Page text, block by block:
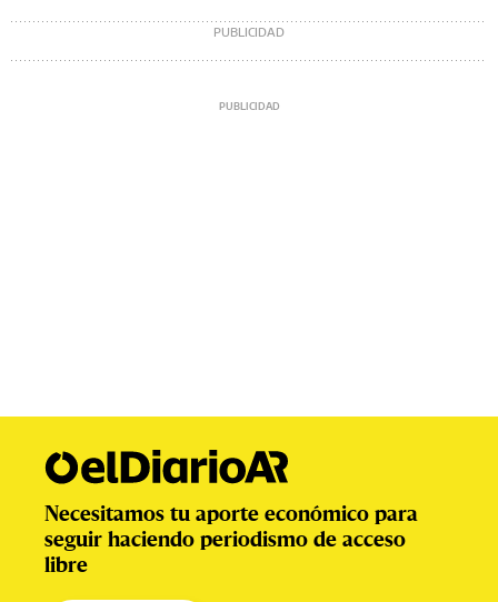
Necesitamos tu aporte económico para
seguir haciendo periodismo de acceso
libre